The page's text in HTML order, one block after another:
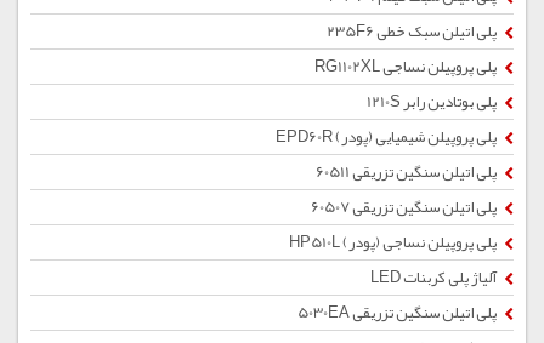
پلی اتیلن سبک خطی 235F6
پلی پروپیلن نساجی RG1102XL
پلی بوتادین رابر 1210S
پلی پروپیلن شیمیایی (پودر) EPD60R
پلی اتیلن سنگین تزریقی 60511
پلی اتیلن سنگین تزریقی 60507
پلی پروپیلن نساجی (پودر) HP510L
آلیاژ پلی کربنات LED
پلی اتیلن سنگین تزریقی 5030EA